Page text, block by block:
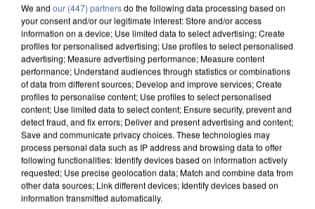
7h56
We and our (447) partnersdo the following data processing based on
your consent and/or our legitimate interest: Store and/or access
information on a device; Use limited data to select advertising; Create
profiles for personalised advertising; Use profiles to select personalised
advertising; Measure advertising performance; Measure content
performance; Understand audiences through statistics or combinations
of data from different sources; Develop and improve services; Create
profiles to personalise content; Use profiles to select personalised
content; Use limited data to select content; Ensure security, prevent and
detect fraud, and fix errors; Deliver and present advertising and content;
Save and communicate privacy choices. These technologies may
process personal data such as IP address and browsing data to offer
following functionalities: Identify devices based on information actively
requested; Use precise geolocation data; Match and combine data from
other data sources; Link different devices; Identify devices based on
information transmitted automatically.